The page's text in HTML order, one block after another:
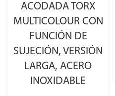
ACODADA TORX
MULTICOLOUR CON
FUNCIÓN DE
SUJECIÓN, VERSIÓN
LARGA, ACERO
INOXIDABLE